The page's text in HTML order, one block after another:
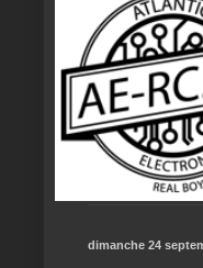
dimanche 24